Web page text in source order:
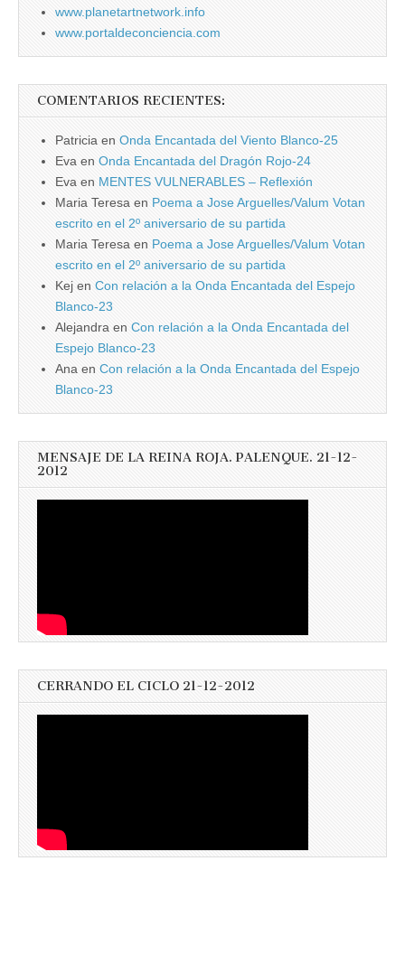
www.planetartnetwork.info
www.portaldeconciencia.com
COMENTARIOS RECIENTES:
Patricia en Onda Encantada del Viento Blanco-25
Eva en Onda Encantada del Dragón Rojo-24
Eva en MENTES VULNERABLES – Reflexión
Maria Teresa en Poema a Jose Arguelles/Valum Votan
escrito en el 2º aniversario de su partida
Maria Teresa en Poema a Jose Arguelles/Valum Votan
escrito en el 2º aniversario de su partida
Kej en Con relación a la Onda Encantada del Espejo
Blanco-23
Alejandra en Con relación a la Onda Encantada del
Espejo Blanco-23
Ana en Con relación a la Onda Encantada del Espejo
Blanco-23
MENSAJE DE LA REINA ROJA. PALENQUE. 21-12-
2012
CERRANDO EL CICLO 21-12-2012